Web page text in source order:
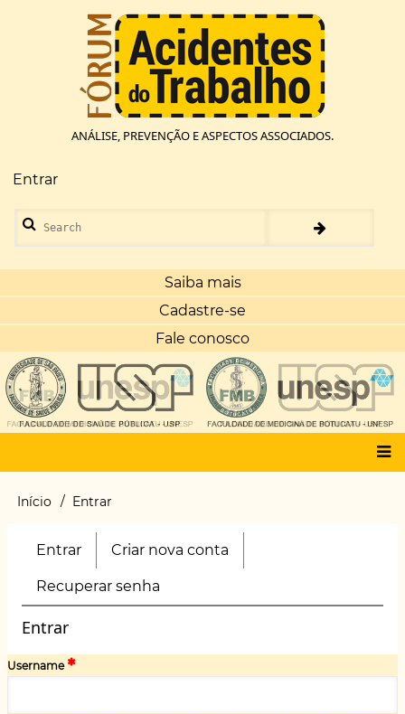
ANÁLISE, PREVENÇÃO E ASPECTOS ASSOCIADOS.
Menu
de
conta
de
usuário
Entrar
Search
Saiba mais
Cadastre-se
Fale conosco
Main
Trilha
navegação
Início Entrar
Primary
Entrar (aba
ativa)
Criar nova conta
Recuperar senha
Entrar
Username